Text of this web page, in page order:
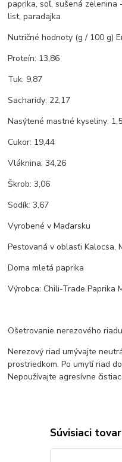
paprika, soľ, sušená zelenina
list, paradajka
Nutričné hodnoty (g / 100 g)
Proteín: 13,86
Tuk: 9,87
Sacharidy: 22,17
Nasýtené mastné kyseliny:
Cukor: 19,44
Vláknina: 34,26
Škrob: 3,06
Sodík: 3,67
Vyrobené v Maďarsku
Pestovaná v oblasťi Kalocsa,
Doma mletá paprika
Výrobca: Chili-Trade Paprika
Ošetrovanie nerezového riadu
Nerezový riad umývajte
prostriedkom. Po umytí riad
Nepoužívajte agresívne
Súvisiaci tovar